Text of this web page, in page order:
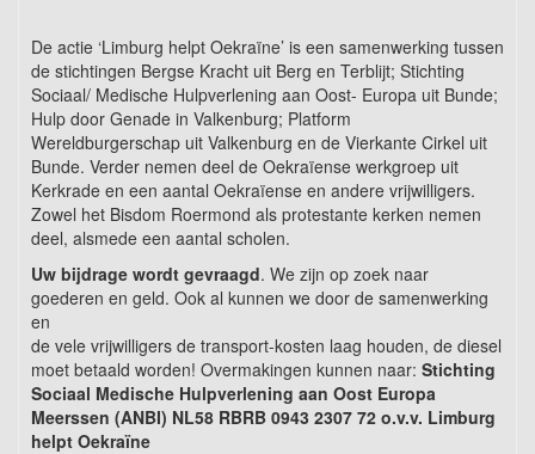
De actie ‘Limburg helpt Oekraïne’ is een samenwerking tussen
de stichtingen Bergse Kracht uit Berg en Terblijt; Stichting
Sociaal/ Medische Hulpverlening aan Oost- Europa uit Bunde;
Hulp door Genade in Valkenburg; Platform
Wereldburgerschap uit Valkenburg en de Vierkante Cirkel uit
Bunde. Verder nemen deel de Oekraïense werkgroep uit
Kerkrade en een aantal Oekraïense en andere vrijwilligers.
Zowel het Bisdom Roermond als protestante kerken nemen
deel, alsmede een aantal scholen.
Uw bijdrage wordt gevraagd. We zijn op zoek naar
goederen en geld. Ook al kunnen we door de samenwerking
en
de vele vrijwilligers de transport-kosten laag houden, de diesel
moet betaald worden! Overmakingen kunnen naar: Stichting
Sociaal Medische Hulpverlening aan Oost Europa
Meerssen (ANBI) NL58 RBRB 0943 2307 72 o.v.v. Limburg
helpt Oekraïne